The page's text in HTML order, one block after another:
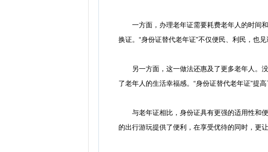
一方面，办理老年证需要耗费老年人的时间和
换证。“身份证替代老年证”不仅便民、利民，也
另一方面，这一做法还惠及了更多老年人。没
了老年人的生活幸福感。“身份证替代老年证”提
与老年证相比，身份证具有更强的适用性和便
的出行游玩提供了便利，在享受优待的同时，更